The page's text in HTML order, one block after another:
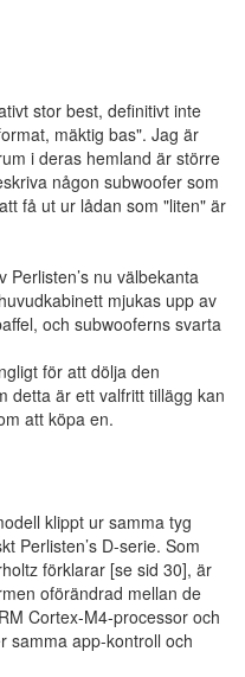
stor best, definitivt inte
mäktig bas". Jag är
i deras hemland är större
någon subwoofer som
få ut ur lådan som "liten" är
nu välbekanta
mjukas upp av
och subwooferns svarta
för att dölja den
detta är ett valfritt tillägg kan
att köpa en.
klippt ur samma tyg
Perlisten’s D-serie. Som
förklarar [se sid 30], är
oförändrad mellan de
Cortex-M4-processor och
samma app-kontroll och